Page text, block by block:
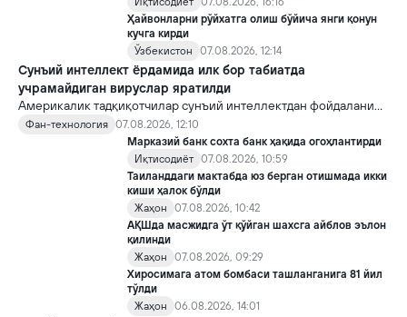
Ҳайвонларни рўйхатга олиш бўйича янги қонун
кучга кирди
Ўзбекистон
07.08.2026, 12:14
Сунъий интеллект ёрдамида илк бор табиатда
учрамайдиган вируслар яратилди
Америкалик тадқиқотчилар сунъий интеллектдан фойдаланиб
16 та вирус яратди. Бу кашфиёт янги ютуқларга умид уйғотиш
билан бирга, ундан нотўғри мақсадда фойдаланиш борасидаги
хавотирларни ҳам кучайтирмоқда.
Фан-технология 07.08.2026, 12:10
Марказий банк сохта банк ҳақида огоҳлантирди
Иқтисодиёт 07.08.2026, 10:59
Таиланддаги мактабда юз берган отишмада икки
киши ҳалок бўлди
Жаҳон
07.08.2026, 10:42
АҚШда масжидга ўт қўйган шахсга айблов эълон
қилинди
Жаҳон
07.08.2026, 09:29
Хиросимага атом бомбаси ташланганига 81 йил
тўлди
Жаҳон
06.08.2026, 14:01